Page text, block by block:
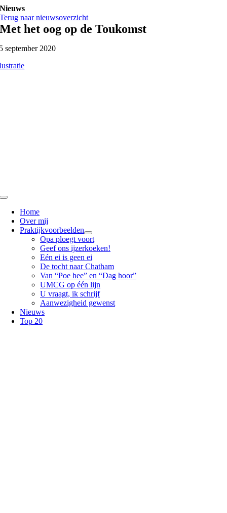
Ga
naar
inhoud
Toggle
NavigationHome
Over mij
Praktijkvoorbeelden
Opa ploegt voort
Geef ons ijzerkoeken!
Eén ei is geen ei
De tocht naar Chatham
Van “Poe hee” en “Dag hoor”
UMCG op één lijn
U vraagt, ik schrijf
Aanwezigheid gewenst
Nieuws
Top 20
Nieuws
Terug naar nieuwsoverzicht
Met het oog op de Toukomst
september 2020